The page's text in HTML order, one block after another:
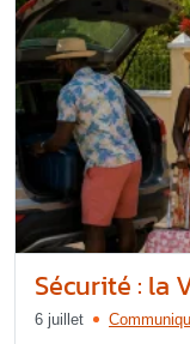
Sécurité : la
6 juillet